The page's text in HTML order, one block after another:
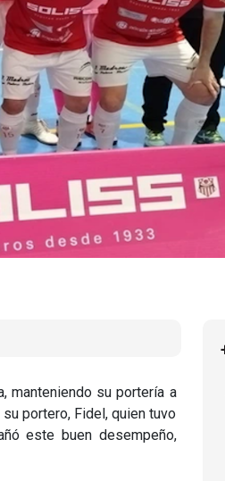
manteniendo su portería a
portero, Fidel, quien tuvo
este buen desempeño,